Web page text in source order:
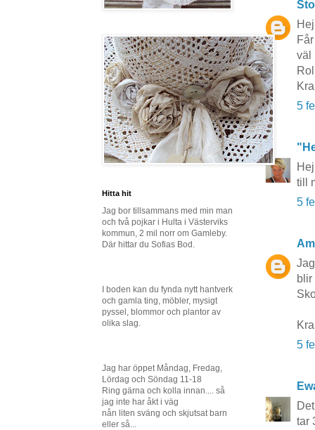
väl
5
till
5
blir
5
tar
Hitta hit
Jag bor tillsammans med min man
och två pojkar i Hulta i Västerviks
kommun, 2 mil norr om Gamleby.
Där hittar du Sofias Bod.
I boden kan du fynda nytt hantverk
och gamla ting, möbler, mysigt
pyssel, blommor och plantor av
olika slag.
Jag har öppet Måndag, Fredag,
Lördag och Söndag 11-18
Ring gärna och kolla innan.... så
jag inte har åkt i väg
nån liten sväng och skjutsat barn
eller så...